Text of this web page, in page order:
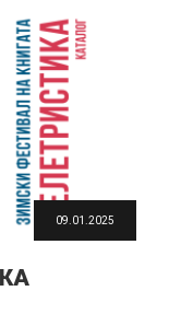
09.01.2025